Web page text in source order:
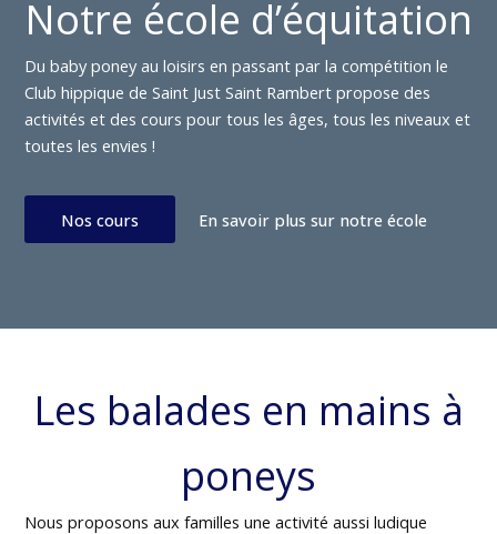
Notre école d’équitation
Du baby poney au loisirs en passant par la compétition le
Club hippique de Saint Just Saint Rambert propose des
activités et des cours pour tous les âges, tous les niveaux et
toutes les envies !
Nos cours En savoir plus sur notre école
Les balades en mains à
poneys
Nous proposons aux familles une activité aussi ludique